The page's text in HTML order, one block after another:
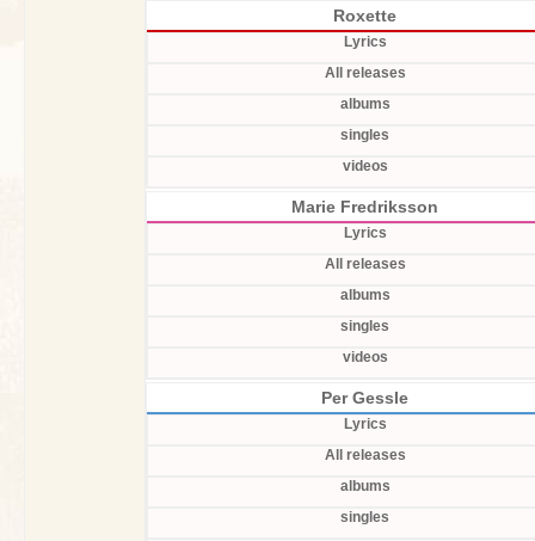
Roxette
Lyrics
All releases
albums
singles
videos
Marie Fredriksson
Lyrics
All releases
albums
singles
videos
Per Gessle
Lyrics
All releases
albums
singles